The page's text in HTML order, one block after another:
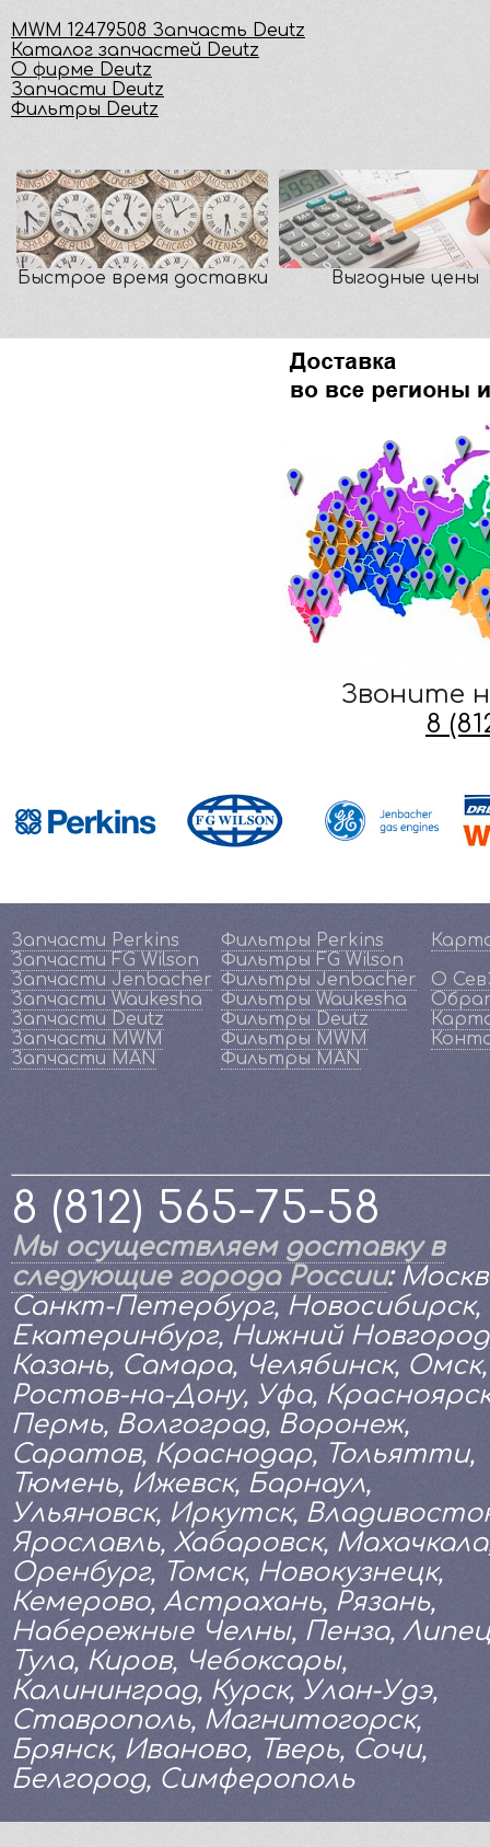
MWM 12479508 Запчасть Deutz
Каталог запчастей Deutz
О фирме Deutz
Запчасти Deutz
Фильтры Deutz
Быстрое время доставки Выгодные цены
Звоните
8
Запчасти Perkins
Запчасти FG Wilson
Запчасти Jenbacher
Запчасти Waukesha
Запчасти Deutz
Запчасти MWM
Запчасти MAN
Фильтры Perkins
Фильтры FG Wilson
Фильтры Jenbacher
Фильтры Waukesha
Фильтры Deutz
Фильтры MWM
Фильтры MAN
О
8 (812) 565-75-58
Мы осуществляем доставку в
следующие города России:
Санкт-Петербург, Новосибирск,
Екатеринбург, Нижний
Казань, Самара, Челябинск, Омск,
Ростов-на-Дону, Уфа,
Пермь, Волгоград, Воронеж,
Саратов, Краснодар, Тольятти,
Тюмень, Ижевск, Барнаул,
Ульяновск, Иркутск,
Ярославль, Хабаровск,
Оренбург, Томск, Новокузнецк,
Кемерово, Астрахань, Рязань,
Набережные Челны, Пенза,
Тула, Киров, Чебоксары,
Калининград, Курск, Улан-Удэ,
Ставрополь, Магнитогорск,
Брянск, Иваново, Тверь, Сочи,
Белгород, Симферополь